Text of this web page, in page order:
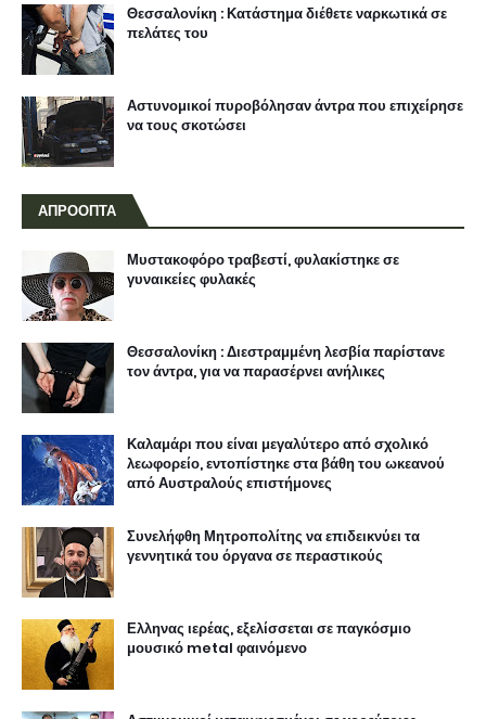
Θεσσαλονίκη : Κατάστημα διέθετε ναρκωτικά σε
πελάτες του
Αστυνομικοί πυροβόλησαν άντρα που επιχείρησε
να τους σκοτώσει
ΑΠΡΟΟΠΤΑ
Μυστακοφόρο τραβεστί, φυλακίστηκε σε
γυναικείες φυλακές
Θεσσαλονίκη : Διεστραμμένη λεσβία παρίστανε
τον άντρα, για να παρασέρνει ανήλικες
Καλαμάρι που είναι μεγαλύτερο από σχολικό
λεωφορείο, εντοπίστηκε στα βάθη του ωκεανού
από Αυστραλούς επιστήμονες
Συνελήφθη Μητροπολίτης να επιδεικνύει τα
γεννητικά του όργανα σε περαστικούς
Ελληνας ιερέας, εξελίσσεται σε παγκόσμιο
μουσικό metal φαινόμενο